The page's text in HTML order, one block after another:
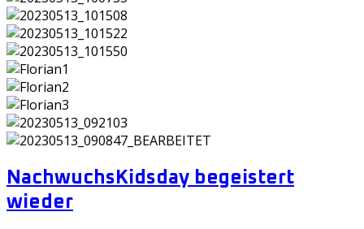
Nachwuchs Kidsday begeistert
wieder